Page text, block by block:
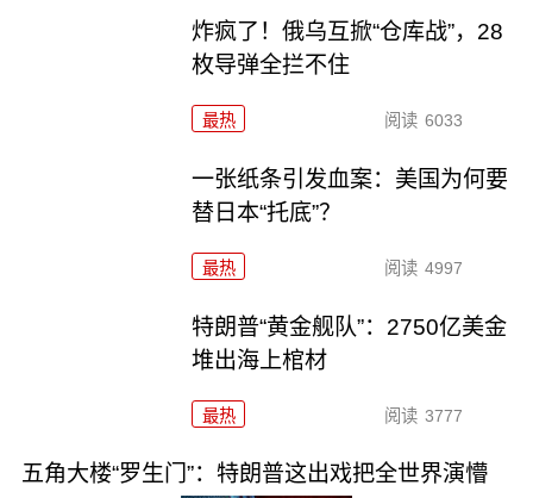
炸疯了！俄乌互掀“仓库战”，28
枚导弹全拦不住
最热 阅读 6033
一张纸条引发血案：美国为何要
替日本“托底”？
最热 阅读 4997
特朗普“黄金舰队”：2750亿美金
堆出海上棺材
最热 阅读 3777
五角大楼“罗生门”：特朗普这出戏把全世界演懵